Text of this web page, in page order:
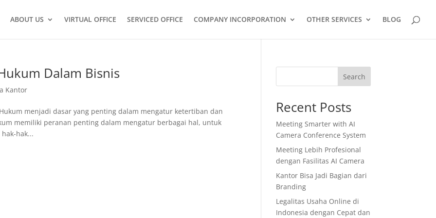
ABOUT US VIRTUAL OFFICE SERVICED OFFICE COMPANY INCORPORATION OTHER SERVICES BLOG
Dalam Bisnis
Kantor
menjadi dasar yang penting dalam mengatur ketertiban dan
memiliki peranan penting dalam mengatur berbagai hal, untuk
hak...
Search
Recent Posts
Meeting Smarter with AI
Camera Conference System
Meeting Lebih Profesional
dengan Fasilitas AI Camera
Kantor Bisa Jadi Bagian dari
Branding
Legalitas Usaha Online di
Indonesia dengan Cepat dan